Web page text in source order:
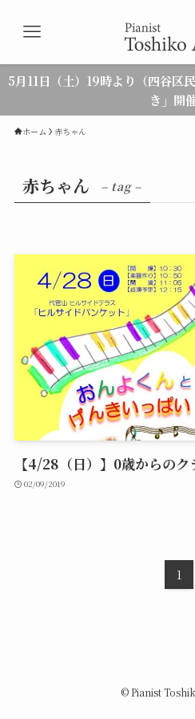
5月11日（土）19時より（四谷区
き」開
ホーム 赤ちゃん
赤ちゃん – tag –
【4/28（日）】0歳からの
02/09/2019
1
©Pianist